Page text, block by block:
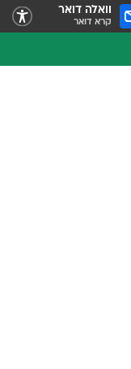
וואלה דואר
קרא דואר